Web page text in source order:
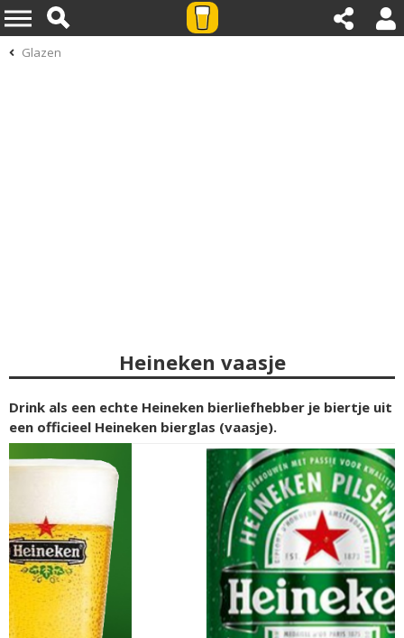
Glazen
Heineken vaasje
Drink als een echte Heineken bierliefhebber je biertje uit
een officieel Heineken bierglas (vaasje).